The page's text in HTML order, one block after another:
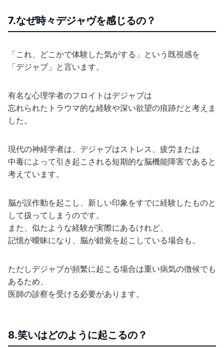
7.なぜ時々デジャヴを感じるの？
「これ、どこかで体験した気がする」という既視感を
「デジャブ」と言います。
有名な心理学者のフロイトはデジャブは
忘れられたトラウマ的な経験や深い欲望の痕跡だと考えま
した。
現代の神経学者は、デジャブはストレス、疲労または
中毒によって引き起こされる短期的な脳機能障害であると
考えています。
脳が誤作動を起こし、新しい印象をすでに経験したものと
して扱ってしまうのです。
また、似たような経験が実際にあるけれど、
記憶が曖昧になり、脳が錯覚を起こしている場合も。
ただしデジャブが頻繁に起こる場合は重い病気の徴候でも
あるため、
医師の診察を受ける必要があります。
8.笑いはどのように起こるの？